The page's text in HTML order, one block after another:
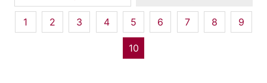
1 2 3 4 5 6 7 8 9
10